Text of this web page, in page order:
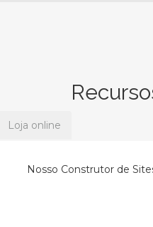
Loja online
Nosso Construtor de